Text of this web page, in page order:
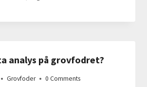
analys på grovfodret?
Grovfoder 0 Comments